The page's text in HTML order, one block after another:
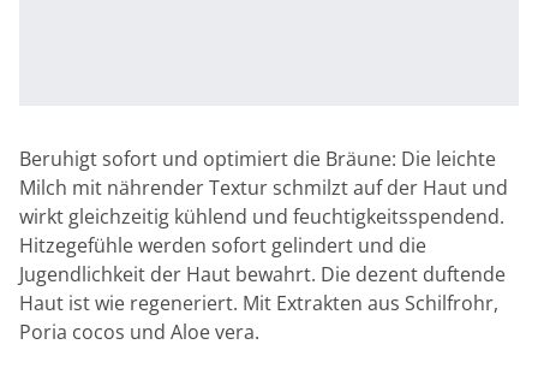
Beruhigt sofort und optimiert die Bräune: Die leichte
Milch mit nährender Textur schmilzt auf der Haut und
wirkt gleichzeitig kühlend und feuchtigkeitsspendend.
Hitzegefühle werden sofort gelindert und die
Jugendlichkeit der Haut bewahrt. Die dezent duftende
Haut ist wie regeneriert. Mit Extrakten aus Schilfrohr,
Poria cocos und Aloe vera.